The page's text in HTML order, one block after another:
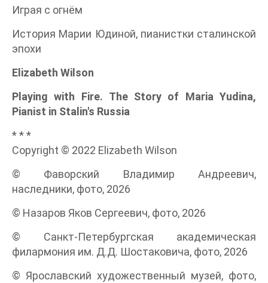
Играя с огнём
История Марии Юдиной, пианистки сталинской
эпохи
Elizabeth Wilson
Playing with Fire. The Story of Maria Yudina,
Pianist in Stalin's Russia
* * *
Copyright © 2022 Elizabeth Wilson
© Фаворский Владимир Андреевич,
наследники, фото, 2026
© Назаров Яков Сергеевич, фото, 2026
© Санкт-Петербургская академическая
филармония им. Д.Д. Шостаковича, фото, 2026
© Ярославский художественный музей, фото,